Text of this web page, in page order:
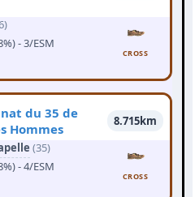
- 3/ESM
CROSS
du 35 de
Hommes
8.715km
(35)
- 4/ESM
CROSS